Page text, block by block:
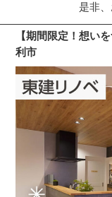
是非
【期間限定！想い
利市